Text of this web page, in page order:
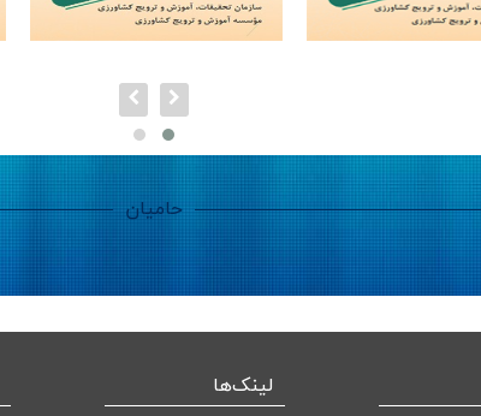
حامیان
لینک‌ها